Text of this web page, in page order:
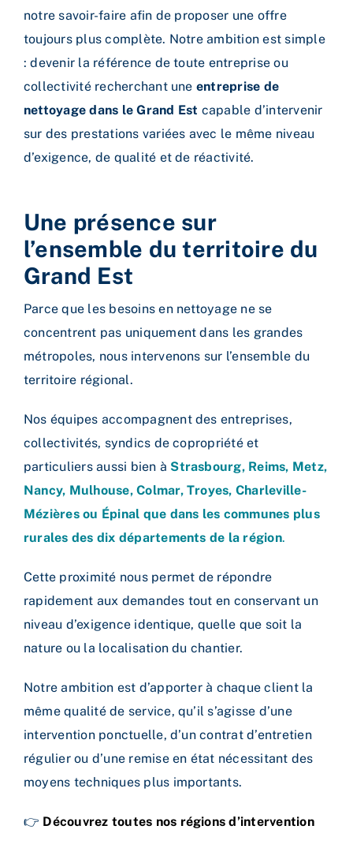
notre savoir-faire afin de proposer une offre
toujours plus complète. Notre ambition est simple
: devenir la référence de toute entreprise ou
collectivité recherchant une entreprise de
nettoyage dans le Grand Est capable d’intervenir
sur des prestations variées avec le même niveau
d’exigence, de qualité et de réactivité.
Une présence sur
l’ensemble du territoire du
Grand Est
Parce que les besoins en nettoyage ne se
concentrent pas uniquement dans les grandes
métropoles, nous intervenons sur l’ensemble du
territoire régional.
Nos équipes accompagnent des entreprises,
collectivités, syndics de copropriété et
particuliers aussi bien à Strasbourg, Reims, Metz,
Nancy, Mulhouse, Colmar, Troyes, Charleville-
Mézières ou Épinal que dans les communes plus
rurales des dix départements de la région.
Cette proximité nous permet de répondre
rapidement aux demandes tout en conservant un
niveau d’exigence identique, quelle que soit la
nature ou la localisation du chantier.
Notre ambition est d’apporter à chaque client la
même qualité de service, qu’il s’agisse d’une
intervention ponctuelle, d’un contrat d’entretien
régulier ou d’une remise en état nécessitant des
moyens techniques plus importants.
👉 Découvrez toutes nos régions d’intervention